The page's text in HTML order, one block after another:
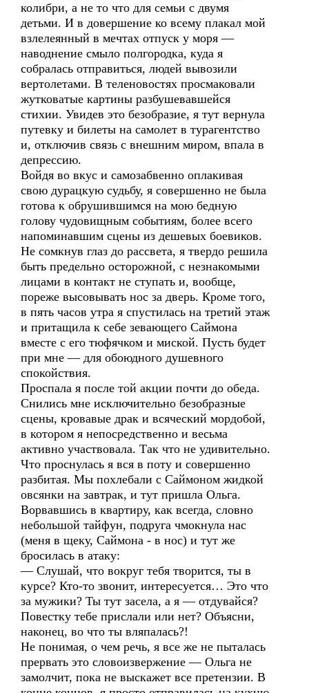
колибри, а не то что для семьи с двумя
детьми. И в довершение ко всему плакал мой
взлелеянный в мечтах отпуск у моря —
наводнение смыло полгородка, куда я
собралась отправиться, людей вывозили
вертолетами. В теленовостях просмаковали
жутковатые картины разбушевавшейся
стихии. Увидев это безобразие, я тут вернула
путевку и билеты на самолет в турагентство
и, отключив связь с внешним миром, впала в
депрессию.
Войдя во вкус и самозабвенно оплакивая
свою дурацкую судьбу, я совершенно не была
готова к обрушившимся на мою бедную
голову чудовищным событиям, более всего
напоминавшим сцены из дешевых боевиков.
Не сомкнув глаз до рассвета, я твердо решила
быть предельно осторожной, с незнакомыми
лицами в контакт не ступать и, вообще,
пореже высовывать нос за дверь. Кроме того,
в пять часов утра я спустилась на третий этаж
и притащила к себе зевающего Саймона
вместе с его тюфячком и миской. Пусть будет
при мне — для обоюдного душевного
спокойствия.
Проспала я после той акции почти до обеда.
Снились мне исключительно безобразные
сцены, кровавые драк и всяческий мордобой,
в котором я непосредственно и весьма
активно участвовала. Так что не удивительно.
Что проснулась я вся в поту и совершенно
разбитая. Мы похлебали с Саймоном жидкой
овсянки на завтрак, и тут пришла Ольга.
Ворвавшись в квартиру, как всегда, словно
небольшой тайфун, подруга чмокнула нас
(меня в щеку, Саймона - в нос) и тут же
бросилась в атаку:
— Слушай, что вокруг тебя творится, ты в
курсе? Кто-то звонит, интересуется… Это что
за мужики? Ты тут засела, а я — отдувайся?
Повестку тебе прислали или нет? Объясни,
наконец, во что ты вляпалась?!
Не понимая, о чем речь, я все же не пыталась
прервать это словоизвержение — Ольга не
замолчит, пока не выскажет все претензии. В